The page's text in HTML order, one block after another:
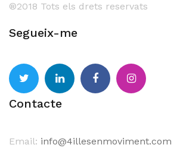
®2018 Tots els drets reservats
Segueix-me
Twitter Linkedin
Contacte
Email: info@4illesenmoviment.com